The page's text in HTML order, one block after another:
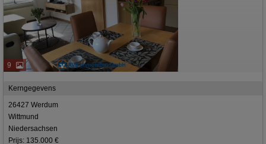
9
Kerngegevens
26427 Werdum
Wittmund
Niedersachsen
Prijs: 135.000 €